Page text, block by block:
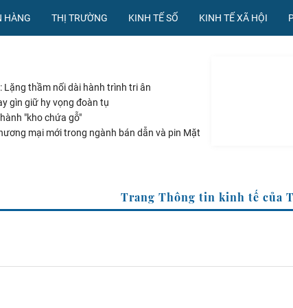
HÀNG THỊ TRƯỜNG KINH TẾ SỐ KINH TẾ XÃ HỘI
Lặng thầm nối dài hành trình tri ân
gìn giữ hy vọng đoàn tụ
"kho chứa gỗ"
mại mới trong ngành bán dẫn và pin Mặt
Trang Thông tin kinh tế